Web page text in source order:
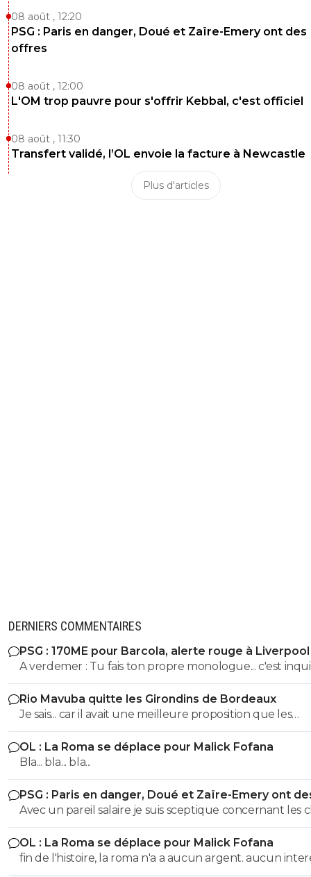
08 août , 12:20
PSG : Paris en danger, Doué et Zaïre-Emery ont des
offres
08 août , 12:00
L'OM trop pauvre pour s'offrir Kebbal, c'est officiel
08 août , 11:30
Transfert validé, l’OL envoie la facture à Newcastle
Plus d'articles
DERNIERS COMMENTAIRES
PSG : 170ME pour Barcola, alerte rouge à Liverpool
A verdemer : Tu fais ton propre monologue... c'est inquiétant
non ? Tu devrais consulter un spécialiste. ^^
Rio Mavuba quitte les Girondins de Bordeaux
Je sais... car il avait une meilleure proposition que les
Girondins de Bordeaux. Il était en contact depuis bien
longtemps avec le LOSC. Les Girondins aurait pu le retenir
OL : La Roma se déplace pour Malick Fofana
Bla... bla... bla...
PSG : Paris en danger, Doué et Zaïre-Emery ont
offres
Avec un pareil salaire je suis sceptique concernant les
qui recruteraient ZAÏRE,du pipeau..
OL : La Roma se déplace pour Malick Fofana
fin de l'histoire, la roma n'a a aucun argent. aucun
evoquer cette piste a part des clics